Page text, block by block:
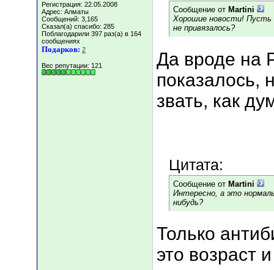
Регистрация: 22.05.2008
Адрес: Алматы
Сообщений: 3,165
Сказал(а) спасибо: 285
Поблагодарили 397 раз(а) в 164
сообщениях
Подарков: 2
Вес репутации: 121
Сообщение от Martini
Хорошие новости! Пусть
не привязалось?
Да вроде на
показалось,
звать, как
Цитата:
Сообщение от Martini
Интересно, а это
нибудь?
Только
это возраст